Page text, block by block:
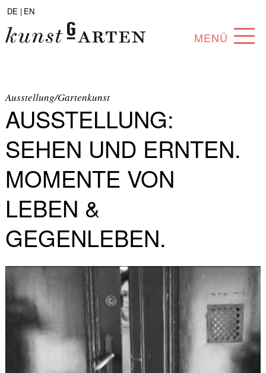
DE | EN
MENÜ
ABOUT
SAMMLUNG
KÜNSTLER*INNEN
PARTNER*INNEN
Ausstellung/Gartenkunst
AUSSTELLUNG:
SEHEN UND ERNTEN.
MOMENTE VON
LEBEN &
GEGENLEBEN.